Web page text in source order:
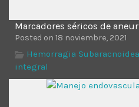
Marcadores séricos de
Posted on 18 noviembre, 2021
Hemorragia
integral